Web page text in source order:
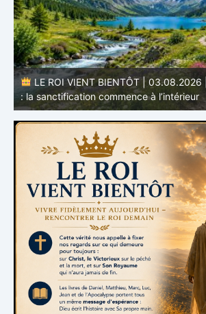
LE ROI VIENT BIENTÔT | 03.08.2026 |
: la sanctification commence à l’intérieur